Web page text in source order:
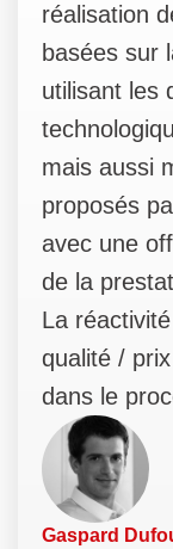
réalisation
basées sur
utilisant les
mais aussi
proposés
avec une
de la
La
qualité /
dans le
Gaspard